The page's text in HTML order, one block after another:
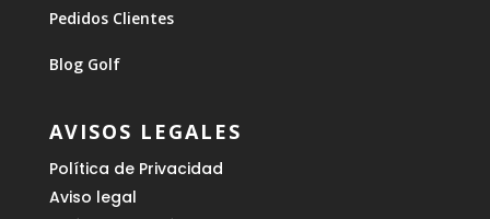
Pedidos Clientes
Blog Golf
AVISOS LEGALES
Política de Privacidad
Aviso legal